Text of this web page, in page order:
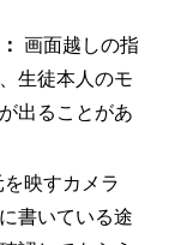
画面越しの指
生徒本人のモ
出ることがあ
を映すカメラ
書いている途